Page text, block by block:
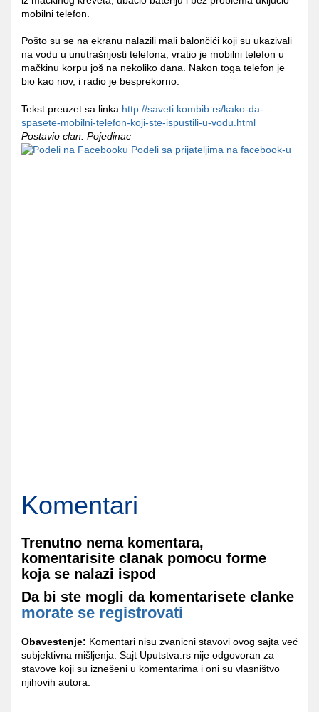
mobilni telefon.
Pošto su se na ekranu nalazili mali balončići koji su ukazivali
na vodu u unutrašnjosti telefona, vratio je mobilni telefon u
mačkinu korpu još na nekoliko dana. Nakon toga telefon je
bio kao nov, i radio je besprekorno.
Tekst preuzet sa linka http://saveti.kombib.rs/kako-da-
spasete-mobilni-telefon-koji-ste-ispustili-u-vodu.html
Postavio clan: Pojedinac
Podeli sa prijateljima na facebook-u
Komentari
Trenutno nema komentara,
komentarisite clanak pomocu forme
koja se nalazi ispod
Da bi ste mogli da komentarisete clanke
morate se registrovati
Obavestenje: Komentari nisu zvanicni stavovi ovog sajta već
subjektivna mišljenja. Sajt Uputstva.rs nije odgovoran za
stavove koji su iznešeni u komentarima i oni su vlasništvo
njihovih autora.